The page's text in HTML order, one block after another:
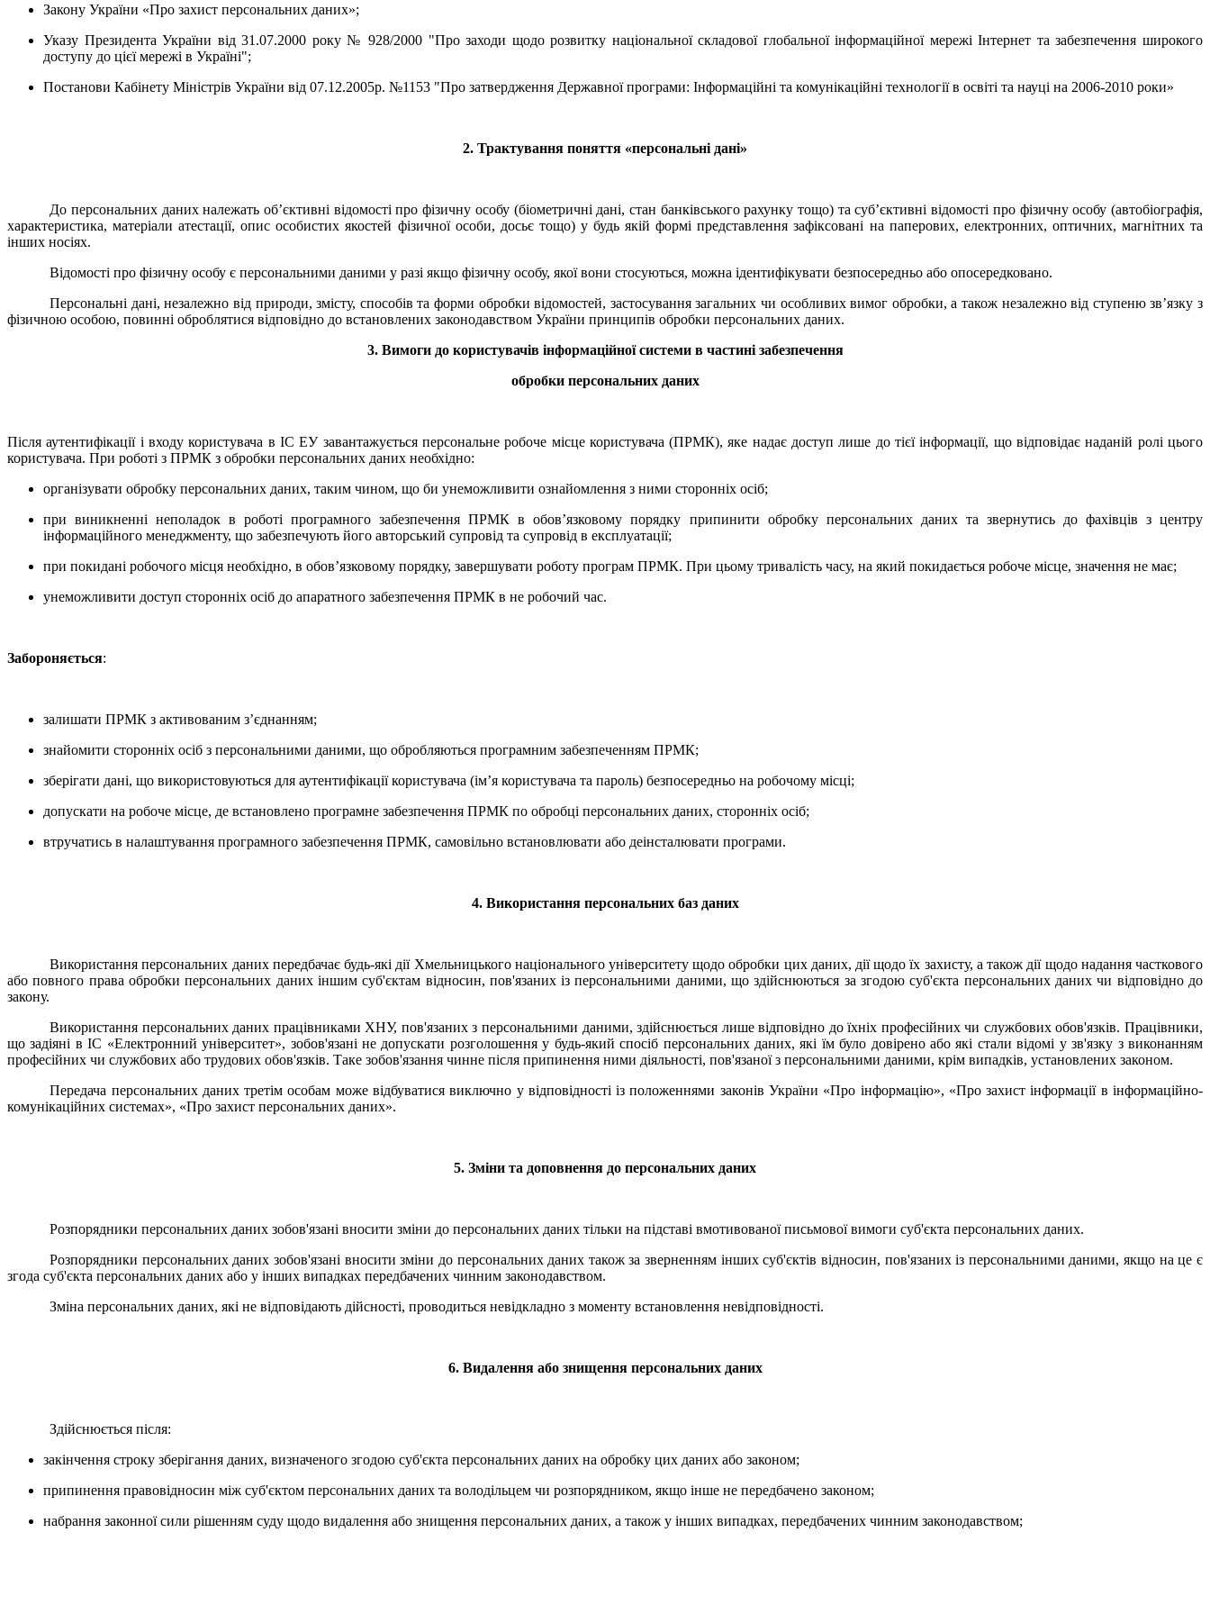
Закону України «Про захист персональних даних»;
Указу Президента України від 31.07.2000 року № 928/2000 "Про заходи щодо розвитку національної складової глобальної інформаційної мережі Інтернет та забезпечення широкого
доступу до цієї мережі в Україні";
Постанови Кабінету Міністрів України від 07.12.2005р. №1153 "Про затвердження Державної програми: Інформаційні та комунікаційні технології в освіті та науці на 2006-2010 роки»
2. Трактування поняття «персональні дані»
До персональних даних належать об’єктивні відомості про фізичну особу (біометричні дані, стан банківського рахунку тощо) та суб’єктивні відомості про фізичну особу (автобіографія,
характеристика, матеріали атестації, опис особистих якостей фізичної особи, досьє тощо) у будь якій формі представлення зафіксовані на паперових, електронних, оптичних, магнітних та
інших носіях.
Відомості про фізичну особу є персональними даними у разі якщо фізичну особу, якої вони стосуються, можна ідентифікувати безпосередньо або опосередковано.
Персональні дані, незалежно від природи, змісту, способів та форми обробки відомостей, застосування загальних чи особливих вимог обробки, а також незалежно від ступеню зв’язку з
фізичною особою, повинні оброблятися відповідно до встановлених законодавством України принципів обробки персональних даних.
3. Вимоги до користувачів інформаційної системи в частині забезпечення
обробки персональних даних
Після аутентифікації і входу користувача в ІС ЕУ завантажується персональне робоче місце користувача (ПРМК), яке надає доступ лише до тієї інформації, що відповідає наданій ролі цього
користувача. При роботі з ПРМК з обробки персональних даних необхідно:
організувати обробку персональних даних, таким чином, що би унеможливити ознайомлення з ними сторонніх осіб;
при виникненні неполадок в роботі програмного забезпечення ПРМК в обов’язковому порядку припинити обробку персональних даних та звернутись до фахівців з центру
інформаційного менеджменту, що забезпечують його авторський супровід та супровід в експлуатації;
при покидані робочого місця необхідно, в обов’язковому порядку, завершувати роботу програм ПРМК. При цьому тривалість часу, на який покидається робоче місце, значення не має;
унеможливити доступ сторонніх осіб до апаратного забезпечення ПРМК в не робочий час.
Забороняється:
залишати ПРМК з активованим з’єднанням;
знайомити сторонніх осіб з персональними даними, що обробляються програмним забезпеченням ПРМК;
зберігати дані, що використовуються для аутентифікації користувача (ім’я користувача та пароль) безпосередньо на робочому місці;
допускати на робоче місце, де встановлено програмне забезпечення ПРМК по обробці персональних даних, сторонніх осіб;
втручатись в налаштування програмного забезпечення ПРМК, самовільно встановлювати або деінсталювати програми.
4. Використання персональних баз даних
Використання персональних даних передбачає будь-які дії Хмельницького національного університету щодо обробки цих даних, дії щодо їх захисту, а також дії щодо надання часткового
або повного права обробки персональних даних іншим суб'єктам відносин, пов'язаних із персональними даними, що здійснюються за згодою суб'єкта персональних даних чи відповідно до
закону.
Використання персональних даних працівниками ХНУ, пов'язаних з персональними даними, здійснюється лише відповідно до їхніх професійних чи службових обов'язків. Працівники,
що задіяні в ІС «Електронний університет», зобов'язані не допускати розголошення у будь-який спосіб персональних даних, які їм було довірено або які стали відомі у зв'язку з виконанням
професійних чи службових або трудових обов'язків. Таке зобов'язання чинне після припинення ними діяльності, пов'язаної з персональними даними, крім випадків, установлених законом.
Передача персональних даних третім особам може відбуватися виключно у відповідності із положеннями законів України «Про інформацію», «Про захист інформації в інформаційно-
комунікаційних системах», «Про захист персональних даних».
5. Зміни та доповнення до персональних даних
Розпорядники персональних даних зобов'язані вносити зміни до персональних даних тільки на підставі вмотивованої письмової вимоги суб'єкта персональних даних.
Розпорядники персональних даних зобов'язані вносити зміни до персональних даних також за зверненням інших суб'єктів відносин, пов'язаних із персональними даними, якщо на це є
згода суб'єкта персональних даних або у інших випадках передбачених чинним законодавством.
Зміна персональних даних, які не відповідають дійсності, проводиться невідкладно з моменту встановлення невідповідності.
6. Видалення або знищення персональних даних
Здійснюється після:
закінчення строку зберігання даних, визначеного згодою суб'єкта персональних даних на обробку цих даних або законом;
припинення правовідносин між суб'єктом персональних даних та володільцем чи розпорядником, якщо інше не передбачено законом;
набрання законної сили рішенням суду щодо видалення або знищення персональних даних, а також у інших випадках, передбачених чинним законодавством;